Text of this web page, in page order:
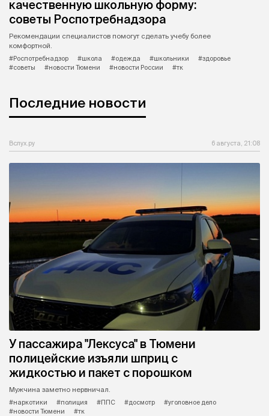
качественную школьную форму:
советы Роспотребнадзора
Рекомендации специалистов помогут сделать учебу более
комфортной.
#Роспотребнадзор
#школа #одежда #школьники
#здоровье
#советы
#новости Тюмени #новости России #тк
Последние новости
Вслух.ру 6 августа, 21:08
У пассажира "Лексуса" в Тюмени
полицейские изъяли шприц с
жидкостью и пакет с порошком
Мужчина заметно нервничал.
#наркотики
#полиция #ППС #досмотр
#уголовное дело
#новости Тюмени
#тк